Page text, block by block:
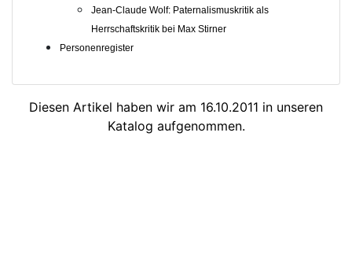
Jean-Claude Wolf: Paternalismuskritik als
Herrschaftskritik bei Max Stirner
Personenregister
Diesen Artikel haben wir am 16.10.2011 in unseren
Katalog aufgenommen.